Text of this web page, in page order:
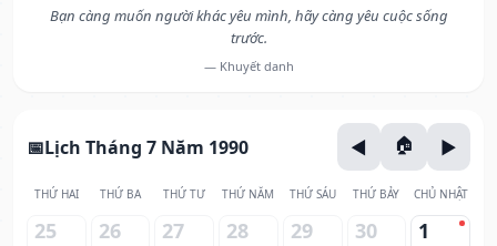
Bạn càng muốn người khác yêu mình, hãy càng yêu cuộc sống
trước.
— Khuyết danh
Lịch Tháng 7 Năm 1990
THỨ HAI THỨ BA THỨ TƯ THỨ NĂM THỨ SÁU THỨ BẢY CHỦ NHẬT
25 26 27 28 29 30 1